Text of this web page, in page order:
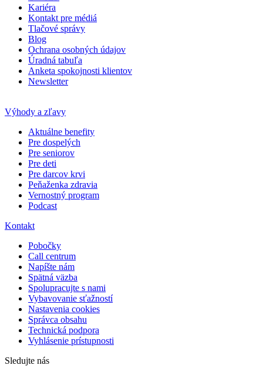
Kariéra
Kontakt pre médiá
Tlačové správy
Blog
Ochrana osobných údajov
Úradná tabuľa
Anketa spokojnosti klientov
Newsletter
Výhody a zľavy
Aktuálne benefity
Pre dospelých
Pre seniorov
Pre deti
Pre darcov krvi
Peňaženka zdravia
Vernostný program
Podcast
Kontakt
Pobočky
Call centrum
Napíšte nám
Spätná väzba
Spolupracujte s nami
Vybavovanie sťažností
Nastavenia cookies
Správca obsahu
Technická podpora
Vyhlásenie prístupnosti
Sledujte nás